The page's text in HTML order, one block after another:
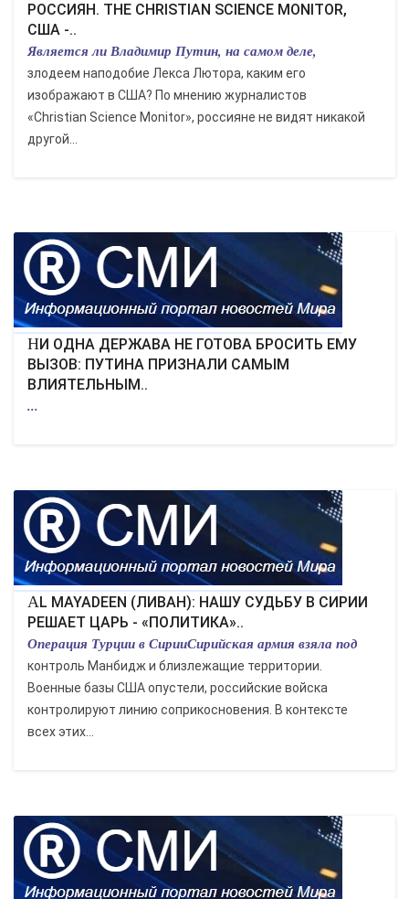
РОССИЯН. THE CHRISTIAN SCIENCE MONITOR,
США -..
Является ли Владимир Путин, на самом деле,
злодеем наподобие Лекса Лютора, каким его
изображают в США? По мнению журналистов
«Christian Science Monitor», россияне не видят никакой
другой...
НИ ОДНА ДЕРЖАВА НЕ ГОТОВА БРОСИТЬ ЕМУ
ВЫЗОВ: ПУТИНА ПРИЗНАЛИ САМЫМ
ВЛИЯТЕЛЬНЫМ..
...
AL MAYADEEN (ЛИВАН): НАШУ СУДЬБУ В СИРИИ
РЕШАЕТ ЦАРЬ - «ПОЛИТИКА»..
Операция Турции в СирииСирийская армия взяла под
контроль Манбидж и близлежащие территории.
Военные базы США опустели, российские войска
контролируют линию соприкосновения. В контексте
всех этих...